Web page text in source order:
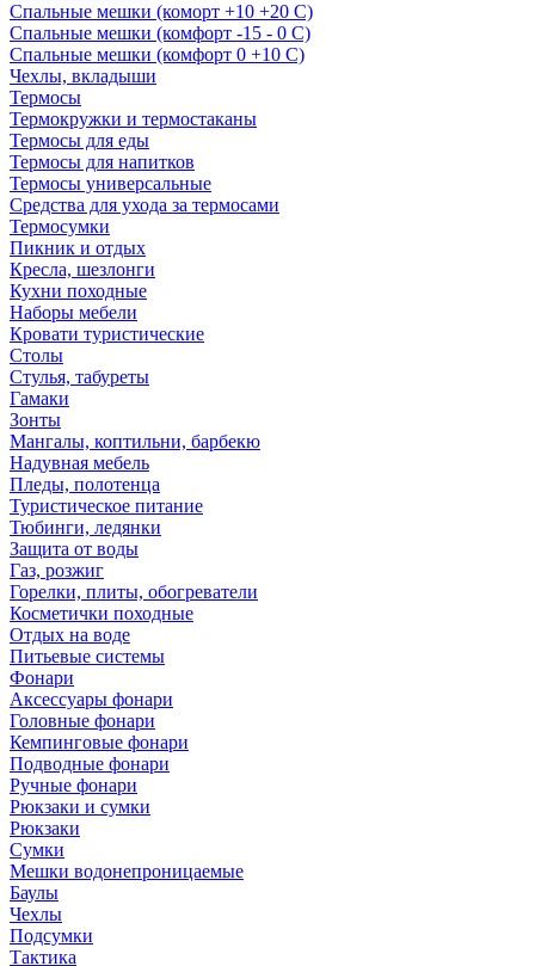
Спальные мешки (коморт +10 +20 С)
Спальные мешки (комфорт -15 - 0 С)
Спальные мешки (комфорт 0 +10 С)
Чехлы, вкладыши
Термосы
Термокружки и термостаканы
Термосы для еды
Термосы для напитков
Термосы универсальные
Средства для ухода за термосами
Термосумки
Пикник и отдых
Кресла, шезлонги
Кухни походные
Наборы мебели
Кровати туристические
Столы
Стулья, табуреты
Гамаки
Зонты
Мангалы, коптильни, барбекю
Надувная мебель
Пледы, полотенца
Туристическое питание
Тюбинги, ледянки
Защита от воды
Газ, розжиг
Горелки, плиты, обогреватели
Косметички походные
Отдых на воде
Питьевые системы
Фонари
Аксессуары фонари
Головные фонари
Кемпинговые фонари
Подводные фонари
Ручные фонари
Рюкзаки и сумки
Рюкзаки
Сумки
Мешки водонепроницаемые
Баулы
Чехлы
Подсумки
Тактика